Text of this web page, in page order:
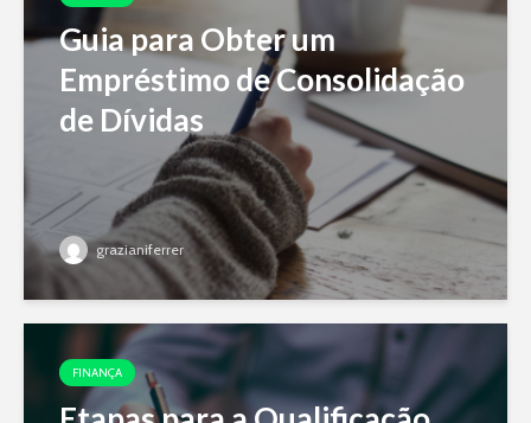
Guia para Obter um
Empréstimo de Consolidação
de Dívidas
grazianiferrer
FINANÇA